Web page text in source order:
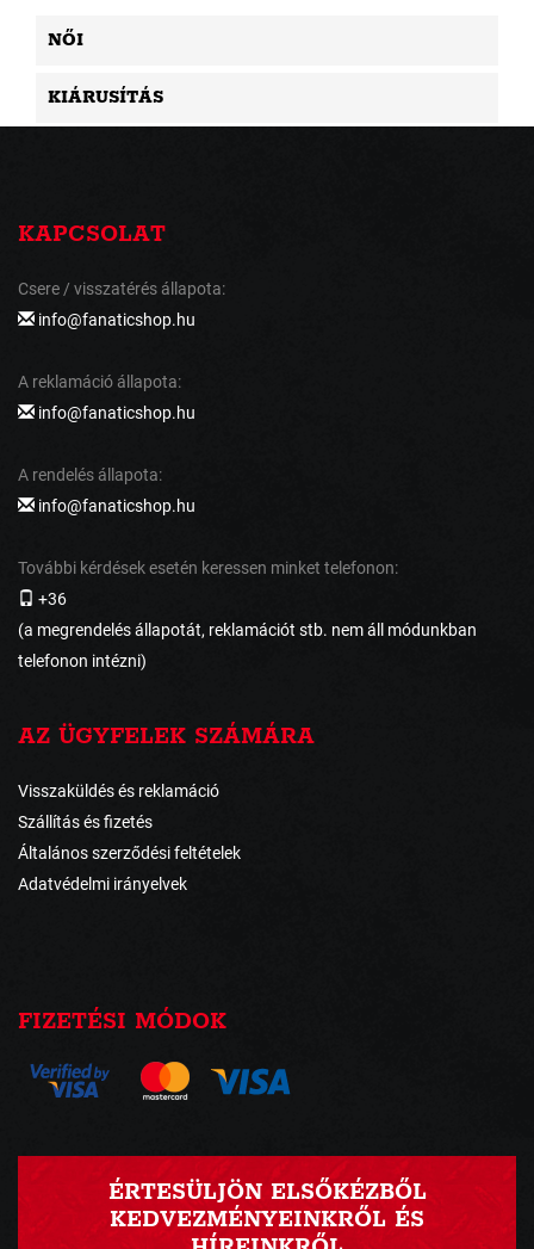
NŐI
KIÁRUSÍTÁS
KAPCSOLAT
Csere / visszatérés állapota:
info@fanaticshop.hu
A reklamáció állapota:
info@fanaticshop.hu
A rendelés állapota:
info@fanaticshop.hu
További kérdések esetén keressen minket telefonon:
+36
(a megrendelés állapotát, reklamációt stb. nem áll módunkban
telefonon intézni)
AZ ÜGYFELEK SZÁMÁRA
Visszaküldés és reklamáció
Szállítás és fizetés
Általános szerződési feltételek
Adatvédelmi irányelvek
FIZETÉSI MÓDOK
ÉRTESÜLJÖN ELSŐKÉZBŐL
KEDVEZMÉNYEINKRŐL ÉS